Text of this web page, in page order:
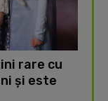
rare cu
și este